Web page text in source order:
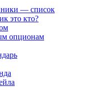
— список
это кто?
опционам